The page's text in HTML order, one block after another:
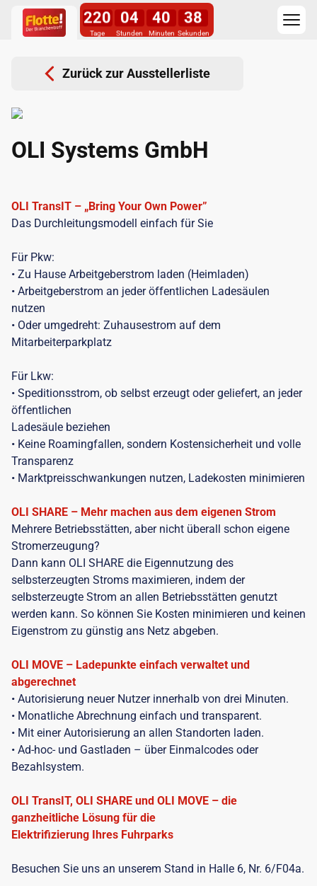
220
Tage
04
Stunden
40
Minuten
38
Sekunden
Zurück zur Ausstellerliste
OLI Systems GmbH
OLI TransIT – „Bring Your Own Power”
Das Durchleitungsmodell einfach für Sie
Für Pkw:
• Zu Hause Arbeitgeberstrom laden (Heimladen)
• Arbeitgeberstrom an jeder öffentlichen Ladesäulen
nutzen
• Oder umgedreht: Zuhausestrom auf dem
Mitarbeiterparkplatz
Für Lkw:
• Speditionsstrom, ob selbst erzeugt oder geliefert, an jeder
öffentlichen
Ladesäule beziehen
• Keine Roamingfallen, sondern Kostensicherheit und volle
Transparenz
• Marktpreisschwankungen nutzen, Ladekosten minimieren
OLI SHARE – Mehr machen aus dem eigenen Strom
Mehrere Betriebsstätten, aber nicht überall schon eigene
Stromerzeugung?
Dann kann OLI SHARE die Eigennutzung des
selbsterzeugten Stroms maximieren, indem der
selbsterzeugte Strom an allen Betriebsstätten genutzt
werden kann. So können Sie Kosten minimieren und keinen
Eigenstrom zu günstig ans Netz abgeben.
OLI MOVE – Ladepunkte einfach verwaltet und
abgerechnet
• Autorisierung neuer Nutzer innerhalb von drei Minuten.
• Monatliche Abrechnung einfach und transparent.
• Mit einer Autorisierung an allen Standorten laden.
• Ad-hoc- und Gastladen – über Einmalcodes oder
Bezahlsystem.
OLI TransIT, OLI SHARE und OLI MOVE – die
ganzheitliche Lösung für die
Elektrifizierung Ihres Fuhrparks
Besuchen Sie uns an unserem Stand in Halle 6, Nr. 6/F04a.